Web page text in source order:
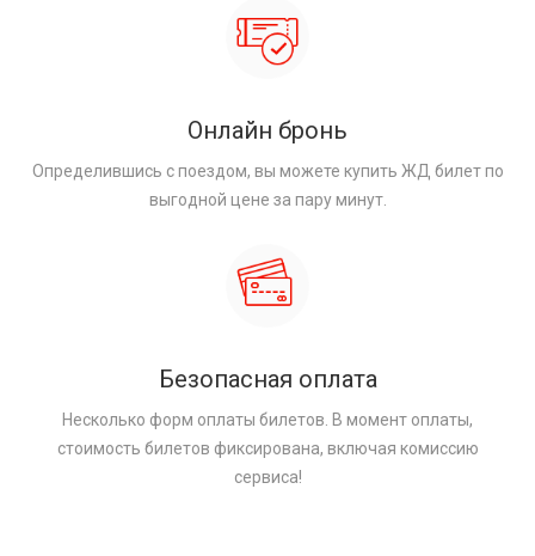
Онлайн бронь
Определившись с поездом, вы можете купить ЖД билет по
выгодной цене за пару минут.
Безопасная оплата
Несколько форм оплаты билетов. В момент оплаты,
стоимость билетов фиксирована, включая комиссию
сервиса!